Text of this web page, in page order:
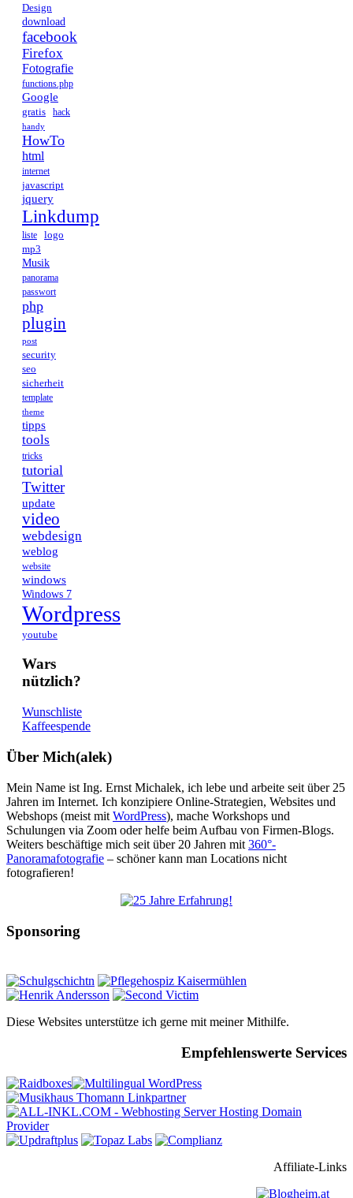
Design
download
facebook
Firefox
Fotografie
functions.php
Google
gratis hack
handy
HowTo
html
internet
javascript
jquery
Linkdump
liste
logo
mp3
Musik
panorama
passwort
php
plugin
post
security
seo
sicherheit
template
theme
tipps
tools
tricks
tutorial
Twitter
update
video
webdesign
weblog
website
windows
Windows 7
Wordpress
youtube
Wars
nützlich?
Wunschliste
Kaffeespende
Über Mich(alek)
Mein Name ist Ing. Ernst Michalek, ich lebe und arbeite seit über 25
Jahren im Internet. Ich konzipiere Online-Strategien, Websites und
Webshops (meist mit WordPress), mache Workshops und
Schulungen via Zoom oder helfe beim Aufbau von Firmen-Blogs.
Weiters beschäftige mich seit über 20 Jahren mit 360°-
Panoramafotografie – schöner kann man Locations nicht
fotografieren!
Sponsoring
Diese Websites unterstütze ich gerne mit meiner Mithilfe.
Empfehlenswerte Services
Affiliate-Links